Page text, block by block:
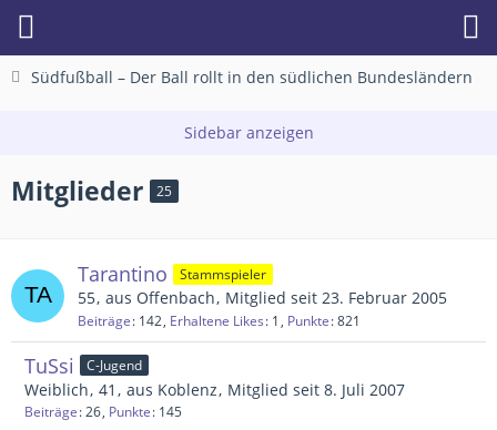
Südfußball – Der Ball rollt in den südlichen Bundesländern
Mitglieder 25
Tarantino Stammspieler
55 aus Offenbach Mitglied seit 23. Februar 2005
Beiträge 142 Erhaltene Likes 1 Punkte 821
TuSsi C-Jugend
Weiblich 41 aus Koblenz Mitglied seit 8. Juli 2007
Beiträge 26 Punkte 145